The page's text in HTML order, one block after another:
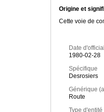
Origine et
Cette voie de
Date
1980-02-28
Spécifique
Desrosiers
Générique
Route
Type d'entité